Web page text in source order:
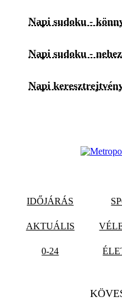
Napi sudoku -
Napi sudoku -
Napi
IDŐJÁRÁS
AKTUÁLIS
0-24